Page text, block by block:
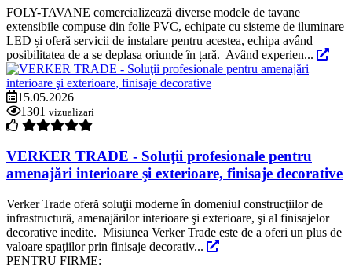
FOLY-TAVANE comercializează diverse modele de tavane
extensibile compuse din folie PVC, echipate cu sisteme de iluminare
LED și oferă servicii de instalare pentru acestea, echipa având
posibilitatea de a se deplasa oriunde în țară. Având experien...
15.05.2026
1301 vizualizari
VERKER TRADE - Soluţii profesionale pentru
amenajări interioare şi exterioare, finisaje decorative
Verker Trade oferă soluţii moderne în domeniul construcţiilor de
infrastructură, amenajărilor interioare şi exterioare, şi al finisajelor
decorative inedite. Misiunea Verker Trade este de a oferi un plus de
valoare spaţiilor prin finisaje decorativ...
PENTRU FIRME: